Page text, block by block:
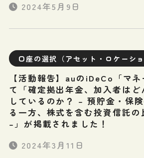
2024年5月9日
口座の選択（アセット・ロケーショ
【活動報告】auのiDeCo「マ
て「確定拠出年金、加入者はど
しているのか？ – 預貯金・保
る一方、株式を含む投資信託の
–」が掲載されました！
2024年3月11日